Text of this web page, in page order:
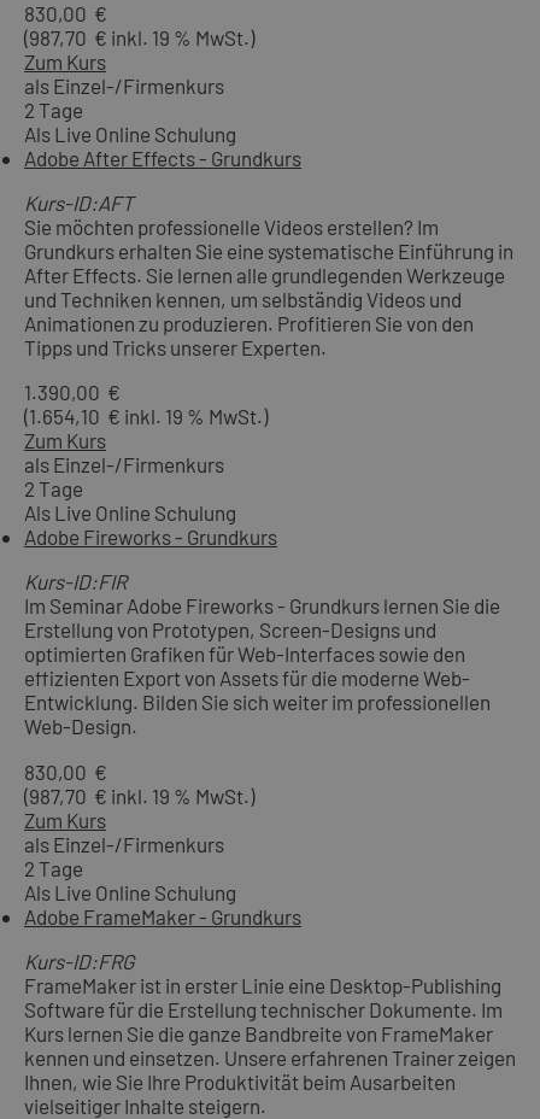
830,00 €
(987,70 € inkl. 19 % MwSt.)
Zum Kurs
als Einzel-/Firmenkurs
2 Tage
Als Live Online Schulung
Adobe After Effects - Grundkurs
Kurs-ID:AFT
Sie möchten professionelle Videos erstellen? Im
Grundkurs erhalten Sie eine systematische Einführung in
After Effects. Sie lernen alle grundlegenden Werkzeuge
und Techniken kennen, um selbständig Videos und
Animationen zu produzieren. Profitieren Sie von den
Tipps und Tricks unserer Experten.
1.390,00 €
(1.654,10 € inkl. 19 % MwSt.)
Zum Kurs
als Einzel-/Firmenkurs
2 Tage
Als Live Online Schulung
Adobe Fireworks - Grundkurs
Kurs-ID:FIR
Im Seminar Adobe Fireworks - Grundkurs lernen Sie die
Erstellung von Prototypen, Screen-Designs und
optimierten Grafiken für Web-Interfaces sowie den
effizienten Export von Assets für die moderne Web-
Entwicklung. Bilden Sie sich weiter im professionellen
Web-Design.
830,00 €
(987,70 € inkl. 19 % MwSt.)
Zum Kurs
als Einzel-/Firmenkurs
2 Tage
Als Live Online Schulung
Adobe FrameMaker - Grundkurs
Kurs-ID:FRG
FrameMaker ist in erster Linie eine Desktop-Publishing
Software für die Erstellung technischer Dokumente. Im
Kurs lernen Sie die ganze Bandbreite von FrameMaker
kennen und einsetzen. Unsere erfahrenen Trainer zeigen
Ihnen, wie Sie Ihre Produktivität beim Ausarbeiten
vielseitiger Inhalte steigern.